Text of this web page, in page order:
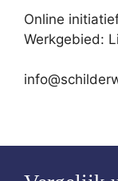
Online
Werkgebied: